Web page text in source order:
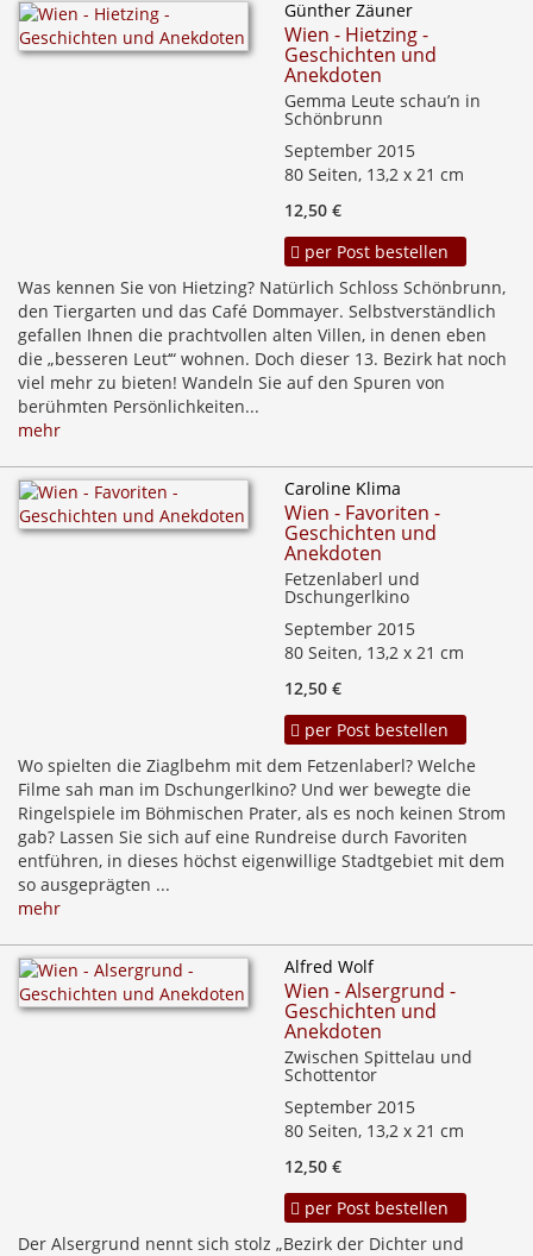
Günther Zäuner
Wien - Hietzing -
Geschichten und
Anekdoten
Gemma Leute schau’n in
Schönbrunn
September 2015
80 Seiten, 13,2 x 21 cm
12,50 €
per Post bestellen
Was kennen Sie von Hietzing? Natürlich Schloss Schönbrunn,
den Tiergarten und das Café Dommayer. Selbstverständlich
gefallen Ihnen die prachtvollen alten Villen, in denen eben
die „besseren Leut‘“ wohnen. Doch dieser 13. Bezirk hat noch
viel mehr zu bieten! Wandeln Sie auf den Spuren von
berühmten Persönlichkeiten...
mehr
Caroline Klima
Wien - Favoriten -
Geschichten und
Anekdoten
Fetzenlaberl und
Dschungerlkino
September 2015
80 Seiten, 13,2 x 21 cm
12,50 €
per Post bestellen
Wo spielten die Ziaglbehm mit dem Fetzenlaberl? Welche
Filme sah man im Dschungerlkino? Und wer bewegte die
Ringelspiele im Böhmischen Prater, als es noch keinen Strom
gab? Lassen Sie sich auf eine Rundreise durch Favoriten
entführen, in dieses höchst eigenwillige Stadtgebiet mit dem
so ausgeprägten ...
mehr
Alfred Wolf
Wien - Alsergrund -
Geschichten und
Anekdoten
Zwischen Spittelau und
Schottentor
September 2015
80 Seiten, 13,2 x 21 cm
12,50 €
per Post bestellen
Der Alsergrund nennt sich stolz „Bezirk der Dichter und